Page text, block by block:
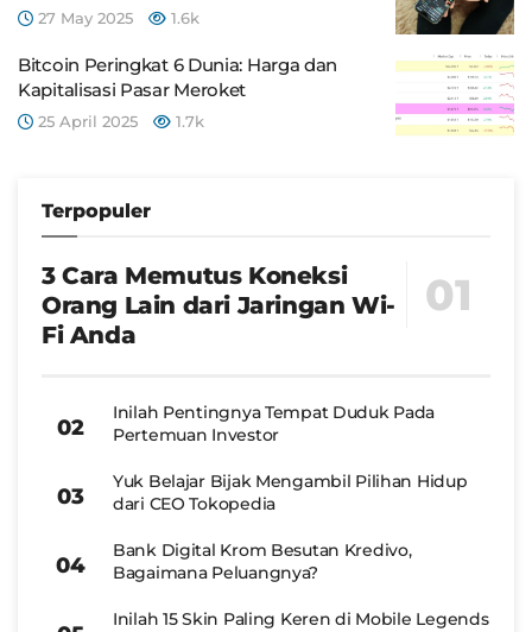
27 May 2025 1.6k
Bitcoin Peringkat 6 Dunia: Harga dan
Kapitalisasi Pasar Meroket
25 April 2025 1.7k
Terpopuler
3 Cara Memutus Koneksi
Orang Lain dari Jaringan Wi-
Fi Anda
Inilah Pentingnya Tempat Duduk Pada
Pertemuan Investor
Yuk Belajar Bijak Mengambil Pilihan Hidup
dari CEO Tokopedia
Bank Digital Krom Besutan Kredivo,
Bagaimana Peluangnya?
Inilah 15 Skin Paling Keren di Mobile Legends